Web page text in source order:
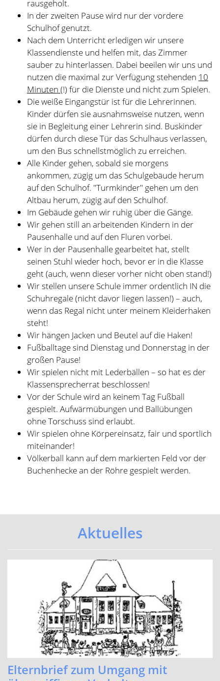
Kinder dürfen sie ausnahmsweise nutzen, wenn
sie in Begleitung einer Lehrerin sind. Buskinder
dürfen durch diese Tür das Schulhaus verlassen,
um den Bus schnellstmöglich zu erreichen.
Alle Kinder gehen, sobald sie morgens
ankommen, zügig um das Schulgebäude herum
auf den Schulhof. "Turmkinder" gehen um den
Altbau herum, zügig auf den Schulhof.
Im Gebäude gehen wir ruhig über die Gänge.
Wir gehen still an arbeitenden Kindern in der
Pausenhalle und auf den Fluren vorbei.
Wer in der Pausenhalle gearbeitet hat, stellt
seinen Stuhl wieder hoch, bevor er in die Klasse
geht (auch, wenn dieser vorher nicht oben stand!)
Wir stellen unsere Schule immer ordentlich IN die
Schuhregale (nicht davor liegen lassen!) – auch,
wenn das Regal nicht unter meinem Kleiderhaken
steht!
Wir hängen Jacken und Beutel auf die Haken!
Fußballtage sind Dienstag und Donnerstag in der
großen Pause!
Wir spielen nicht mit Lederbällen – so hat es der
Klassensprecherrat beschlossen!
Vor der Schule wird an keinem Tag Fußball
gespielt. Aufwärmübungen und Ballübungen
ohne Torschuss sind erlaubt.
Wir spielen ohne Körpereinsatz, fair und sportlich
miteinander!
Völkerball kann auf dem markierten Feld vor der
Buchenhecke an der Röhre gespielt werden.
Aktuelles
Elternbrief zum Umgang mit
übergriffigem Verhalten